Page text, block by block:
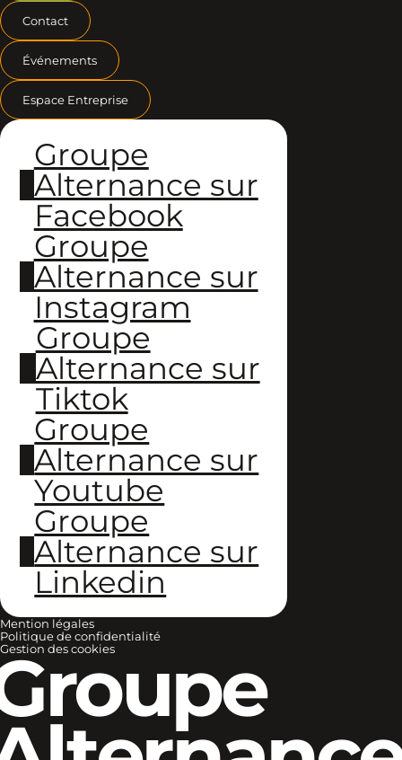
Contact
Événements
Espace Entreprise
Groupe
Alternance sur
Facebook
Groupe
Alternance sur
Instagram
Groupe
Alternance sur
Tiktok
Groupe
Alternance sur
Youtube
Groupe
Alternance sur
Linkedin
Mention légales
Politique de confidentialité
Gestion des cookies